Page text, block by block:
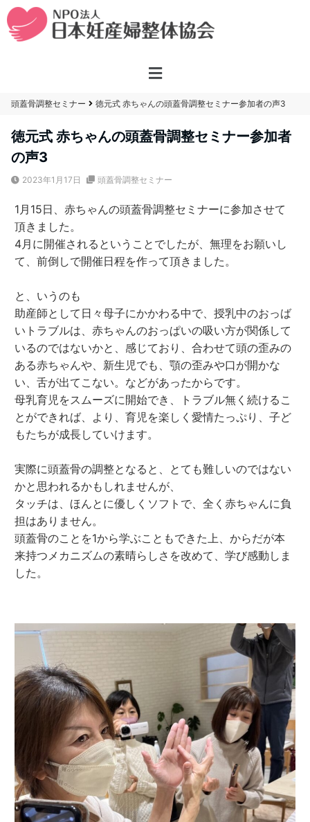
頭蓋骨調整セミナー 徳元式 赤ちゃんの頭蓋骨調整セミナー参加者の声3
徳元式 赤ちゃんの頭蓋骨調整セミナー参加者
の声3
2023年1月17日 頭蓋骨調整セミナー
1月15日、赤ちゃんの頭蓋骨調整セミナーに参加させて
頂きました。
4月に開催されるということでしたが、無理をお願いし
て、前倒しで開催日程を作って頂きました。
と、いうのも
助産師として日々母子にかかわる中で、授乳中のおっば
いトラブルは、赤ちゃんのおっぱいの吸い方が関係して
いるのではないかと、感じており、合わせて頭の歪みの
ある赤ちゃんや、新生児でも、顎の歪みや口が開かな
い、舌が出てこない。などがあったからです。
母乳育児をスムーズに開始でき、トラブル無く続けるこ
とができれば、より、育児を楽しく愛情たっぷり、子ど
もたちが成長していけます。
実際に頭蓋骨の調整となると、とても難しいのではない
かと思われるかもしれませんが、
タッチは、ほんとに優しくソフトで、全く赤ちゃんに負
担はありません。
頭蓋骨のことを1から学ぶこともできた上、からだが本
来持つメカニズムの素晴らしさを改めて、学び感動しま
した。